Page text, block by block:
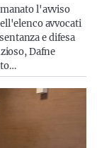
l'avviso
avvocati
e difesa
Dafne